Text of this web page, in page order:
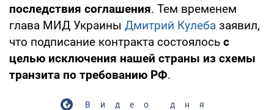
последствия соглашения. Тем временем
глава МИД Украины Дмитрий Кулеба заявил,
что подписание контракта состоялось с
целью исключения нашей страны из схемы
транзита по требованию РФ.
Видео дня